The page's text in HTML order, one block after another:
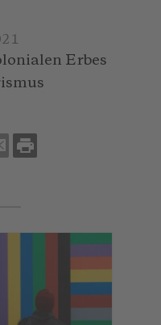
Erbes